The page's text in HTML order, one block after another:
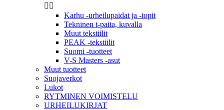
 
Karhu -urheilupaidat ja -topit
Tekninen t-paita, kuvalla
Muut tekstiilit
PEAK -tekstiilit
Suomi -tuotteet
V-S Masters -asut
Muut tuotteet
Suojaverkot
Lukot
RYTMINEN VOIMISTELU
URHEILUKIRJAT